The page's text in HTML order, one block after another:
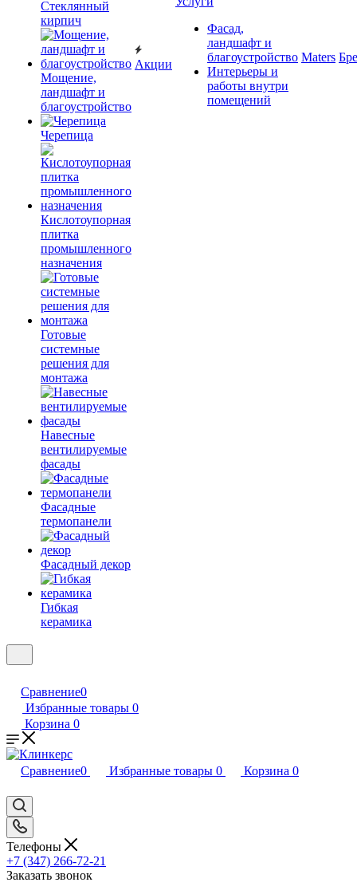
Cтеклянный
кирпич
Мощение,
ландшафт и
благоустройство
Черепица
Кислотоупорная
плитка
промышленного
назначения
Готовые
системные
решения для
монтажа
Навесные
вентилируемые
фасады
Фасадные
термопанели
Фасадный декор
Гибкая
керамика
Акции
Фасад,
ландшафт и
благоустройство
Интерьеры и
работы внутри
помещений
Maters
Сравнение0
Избранные товары 0
Корзина 0
Сравнение0 Избранные товары 0 Корзина 0
Телефоны
+7 (347) 266-72-21
Заказать звонок